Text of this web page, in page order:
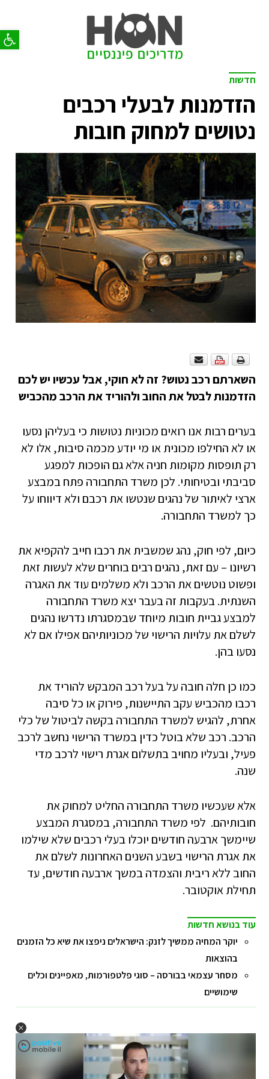
פתח
חדשות
הזדמנות לבעלי רכבים
נטושים למחוק חובות
השארתם רכב נטוש? זה לא חוקי, אבל עכשיו יש לכם
הזדמנות לבטל את החוב ולהוריד את הרכב מהכביש
בערים רבות אנו רואים מכוניות נטושות כי בעליהן נסעו
או לא החילפו מכונית או מי יודע מכמה סיבות, אלו לא
רק תופסות מקומות חניה אלא גם הופכות למפגע
סביבתי ובטיחותי. לכן משרד התחבורה פתח במבצע
ארצי לאיתור של נהגים שנטשו את רכבם ולא דיווחו על
כך למשרד התחבורה.
כיום, לפי חוק, נהג שמשבית את רכבו חייב להקפיא את
רשיונו – עם זאת, נהגים רבים בוחרים שלא לעשות זאת
ופשוט נוטשים את הרכב ולא משלמים עוד את האגרה
השנתית. בעקבות זה בעבר יצא משרד התחבורה
למבצע גביית חובות מיוחד שבמסגרתו נדרשו נהגים
לשלם את עלויות הרישוי של מכוניותיהם אפילו אם לא
נסעו בהן.
כמו כן חלה חובה על בעל רכב המבקש להוריד את
רכבו מהכביש עקב התיישנות, פירוק או כל סיבה
אחרת, להגיש למשרד התחבורה בקשה לביטול של כלי
הרכב. רכב שלא בוטל כדין במשרד הרישוי נחשב לרכב
פעיל, ובעליו מחויב בתשלום אגרת רישוי לרכב מדי
שנה.
אלא שעכשיו משרד התחבורה החליט למחוק את
חובותיהם. לפי משרד התחבורה, במסגרת המבצע
שיימשך ארבעה חודשים יוכלו בעלי רכבים שלא שילמו
את אגרת הרישוי בשבע השנים האחרונות לשלם את
החוב ללא ריבית והצמדה במשך ארבעה חודשים, עד
תחילת אוקטובר.
עוד בנושא חדשות
יוקר המחיה ממשיך לזנק: הישראלים ניפצו את שיא כל הזמנים
בהוצאות
מסחר עצמאי בבורסה – סוגי פלטפורמות, מאפיינים וכלים
שימושיים